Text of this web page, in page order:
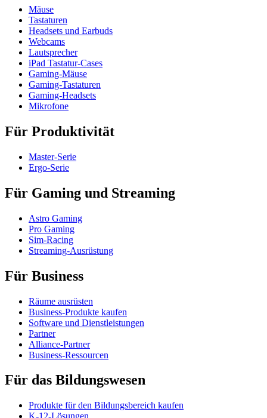
Mäuse
Tastaturen
Headsets und Earbuds
Webcams
Lautsprecher
iPad Tastatur-Cases
Gaming-Mäuse
Gaming-Tastaturen
Gaming-Headsets
Mikrofone
Für Produktivität
Master-Serie
Ergo-Serie
Für Gaming und Streaming
Astro Gaming
Pro Gaming
Sim-Racing
Streaming-Ausrüstung
Für Business
Räume ausrüsten
Business-Produkte kaufen
Software und Dienstleistungen
Partner
Alliance-Partner
Business-Ressourcen
Für das Bildungswesen
Produkte für den Bildungsbereich kaufen